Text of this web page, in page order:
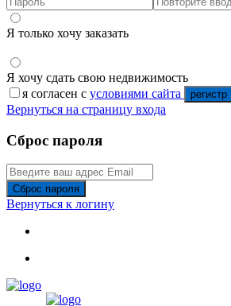
Я только хочу заказать
Я хочу сдать свою недвижимость
я согласен с условиями сайта регистр
Вернуться на страницу входа
Сброс пароля
Сброс пароля
Вернуться к логину